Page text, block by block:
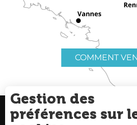
COMMENT
Charte du voyageur
Gestion des
préférences sur